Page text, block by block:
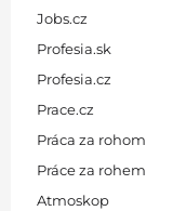
Jobs.cz
Profesia.sk
Profesia.cz
Prace.cz
Práca za rohom
Práce za rohem
Atmoskop